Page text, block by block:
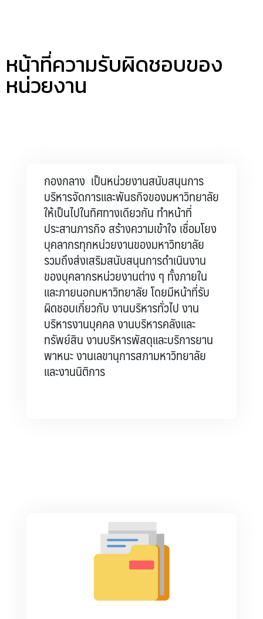
หน้าที่ความรับผิดชอบของ
หน่วยงาน
กองกลาง เป็นหน่วยงานสนับสนุนการ
บริหารจัดการและพันธกิจของมหาวิทยาลัย
ให้เป็นไปในทิศทางเดียวกัน ทำหน้าที่
ประสานภารกิจ สร้างความเข้าใจ เชื่อมโยง
บุคลากรทุกหน่วยงานของมหาวิทยาลัย
รวมถึงส่งเสริมสนับสนุนการดำเนินงาน
ของบุคลากรหน่วยงานต่าง ๆ ทั้งภายใน
และภายนอกมหาวิทยาลัย โดยมีหน้าที่รับ
ผิดชอบเกี่ยวกับ งานบริหารทั่วไป งาน
บริหารงานบุคคล งานบริหารคลังและ
ทรัพย์สิน งานบริหารพัสดุและบริการยาน
พาหนะ งานเลขานุการสภามหาวิทยาลัย
และงานนิติการ